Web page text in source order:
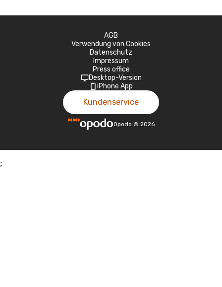
AGB
Verwendung von Cookies
Datenschutz
Impressum
Press office
Desktop-Version
iPhone App
Kundenservice
Opodo © 2026
;